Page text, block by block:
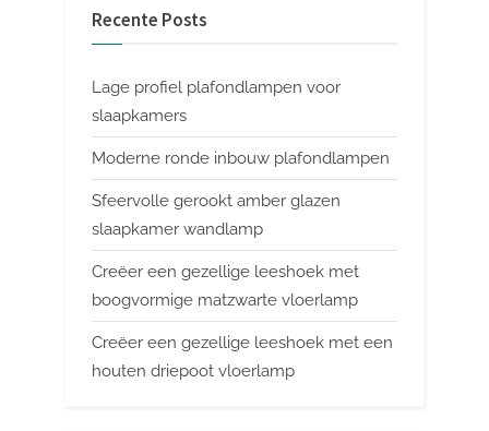
Recente Posts
Lage profiel plafondlampen voor
slaapkamers
Moderne ronde inbouw plafondlampen
Sfeervolle gerookt amber glazen
slaapkamer wandlamp
Creëer een gezellige leeshoek met
boogvormige matzwarte vloerlamp
Creëer een gezellige leeshoek met een
houten driepoot vloerlamp